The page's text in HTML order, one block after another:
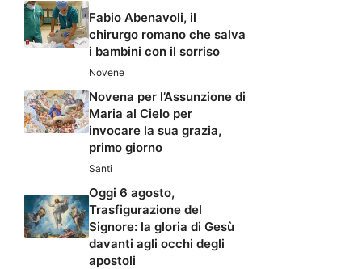
Fabio Abenavoli, il
chirurgo romano che salva
i bambini con il sorriso
Novene
Novena per l’Assunzione di
Maria al Cielo per
invocare la sua grazia,
primo giorno
Santi
Oggi 6 agosto,
Trasfigurazione del
Signore: la gloria di Gesù
davanti agli occhi degli
apostoli